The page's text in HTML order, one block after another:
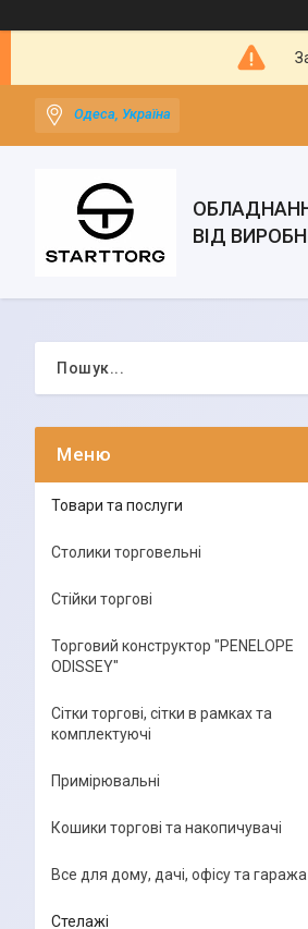
Одеса, Україна
ВІД
Товари та послуги
Столики торговельні
Стійки торгові
Торговий конструктор "PENELOPE
ODISSEY"
Сітки торгові, сітки в рамках та
комплектуючі
Примірювальні
Кошики торгові та накопичувачі
Все для дому, дачі, офісу та гаража
Стелажі